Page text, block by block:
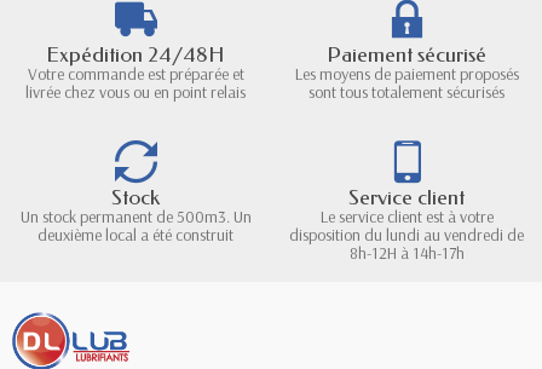
Expédition 24/48H
Votre commande est préparée et
livrée chez vous ou en point relais
Paiement sécurisé
Les moyens de paiement proposés
sont tous totalement sécurisés
Stock
Un stock permanent de 500m3. Un
deuxième local a été construit
Service client
Le service client est à votre
disposition du lundi au vendredi de
8h-12H à 14h-17h